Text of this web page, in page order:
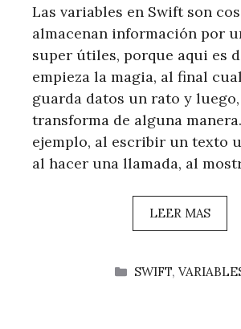
Las variables en Swift son
almacenan información por
super útiles, porque aqui es
empieza la magia, al final
guarda datos un rato y
transforma de alguna
ejemplo, al escribir un texto
al hacer una llamada, al
LEER MAS
CATEGORÍAS
SWIFT,